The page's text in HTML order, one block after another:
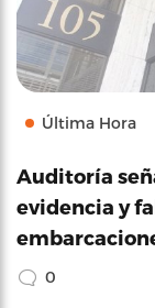
Última Hora
Auditoría
evidencia y
0